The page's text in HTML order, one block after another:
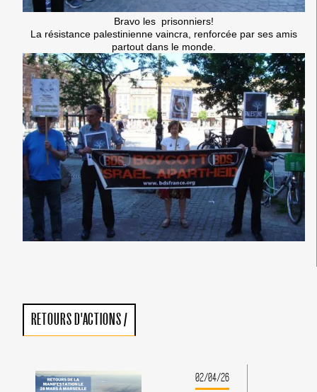
Bravo les prisonniers!
La résistance palestinienne vaincra, renforcée par ses amis
partout dans le monde.
RETOURS D'ACTIONS/
02/04/26